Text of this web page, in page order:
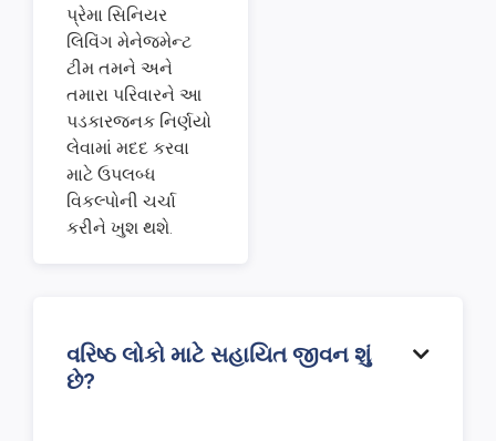
પ્રેમા સિનિયર
લિવિંગ મેનેજમેન્ટ
ટીમ તમને અને
તમારા પરિવારને આ
પડકારજનક નિર્ણયો
લેવામાં મદદ કરવા
માટે ઉપલબ્ધ
વિકલ્પોની ચર્ચા
કરીને ખુશ થશે.
વરિષ્ઠ લોકો માટે સહાયિત જીવન શું
છે?
